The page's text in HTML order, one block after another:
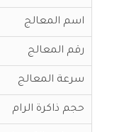
اسم المعالج
رقم المعالج
سرعة المعالج
حجم ذاكرة الرام